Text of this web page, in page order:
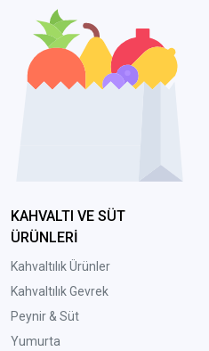
KAHVALTI VE SÜT
ÜRÜNLERİ
Kahvaltılık Ürünler
Kahvaltılık Gevrek
Peynir & Süt
Yumurta